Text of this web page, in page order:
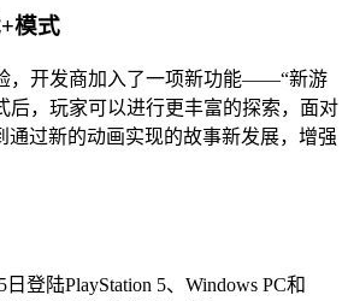
模式
，开发商加入了一项新功能——“新游
后，玩家可以进行更丰富的探索，面对
通过新的动画实现的故事新发展，增强
登陆PlayStation 5、Windows PC和